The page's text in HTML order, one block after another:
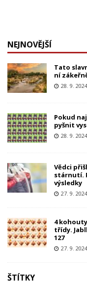
NEJNOVĚJŠÍ
Tato
ní
28. 9. 2024
Pokud
pyšnit
28. 9. 2024
Vědci
stárnutí.
výsledky
27. 9. 2024
4
třídy.
127
27. 9. 2024
ŠTÍTKY